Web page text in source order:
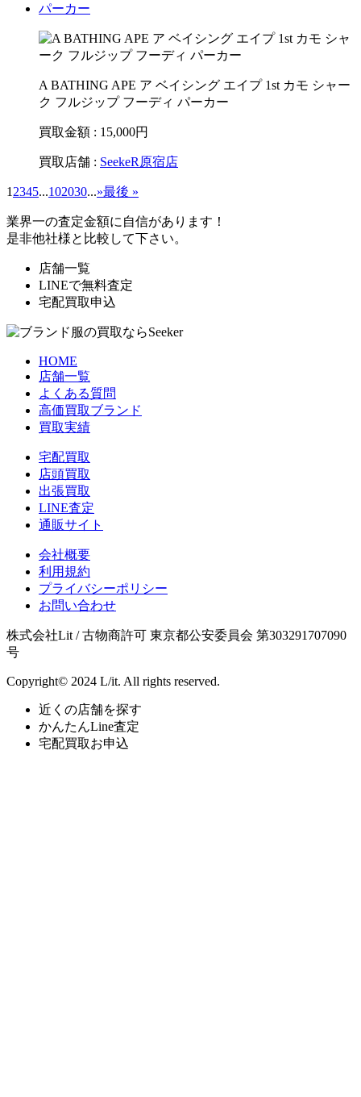
パーカー
A BATHING APE ア ベイシング エイプ 1st カモ シャー
ク フルジップ フーディ パーカー
買取金額 : 15,000円
買取店舗 : SeekeR原宿店
1 2345...102030...»最後 »
業界一の査定金額に自信があります！
是非他社様と比較して下さい。
店舗一覧
LINEで無料査定
宅配買取申込
HOME
店舗一覧
よくある質問
高価買取ブランド
買取実績
宅配買取
店頭買取
出張買取
LINE査定
通販サイト
会社概要
利用規約
プライバシーポリシー
お問い合わせ
株式会社Lit / 古物商許可 東京都公安委員会 第303291707090
号
Copyright© 2024 L/it. All rights reserved.
近くの店舗を探す
かんたんLine査定
宅配買取お申込